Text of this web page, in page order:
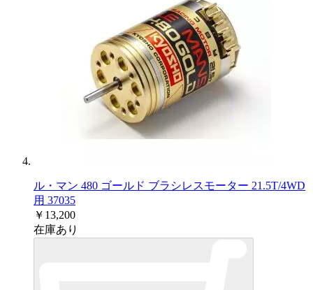
ル・マン 480 ゴールド ブラシレスモーター 21.5T/4WD
用 37035
￥13,200
在庫あり